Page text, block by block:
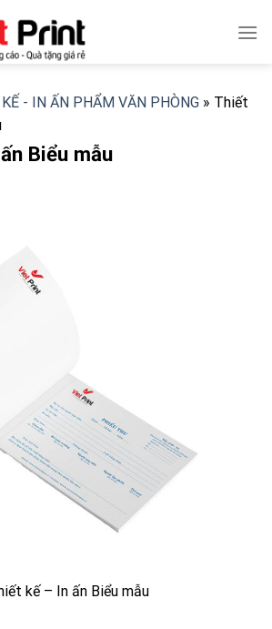
- IN ẤN PHẨM VĂN PHÒNG » Thiết
Biểu mẫu
kế – In ấn Biểu mẫu